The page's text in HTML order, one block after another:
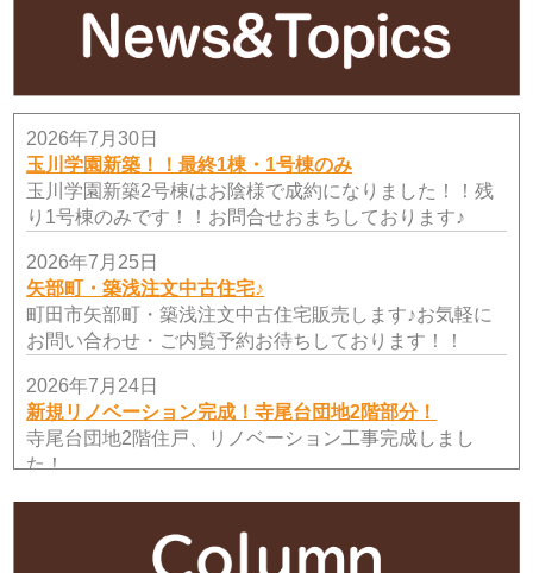
2026年7月30日
玉川学園新築！！最終1棟・1号棟のみ
玉川学園新築2号棟はお陰様で成約になりました！！残
り1号棟のみです！！お問合せおまちしております♪
2026年7月25日
矢部町・築浅注文中古住宅♪
町田市矢部町・築浅注文中古住宅販売します♪お気軽に
お問い合わせ・ご内覧予約お待ちしております！！
2026年7月24日
新規リノベーション完成！寺尾台団地2階部分！
寺尾台団地2階住戸、リノベーション工事完成しまし
た！
サンライフ相模大野台314号室・ご成約済み♪
サンライフ相模大野台314号室・沢山のお問い合わせ・